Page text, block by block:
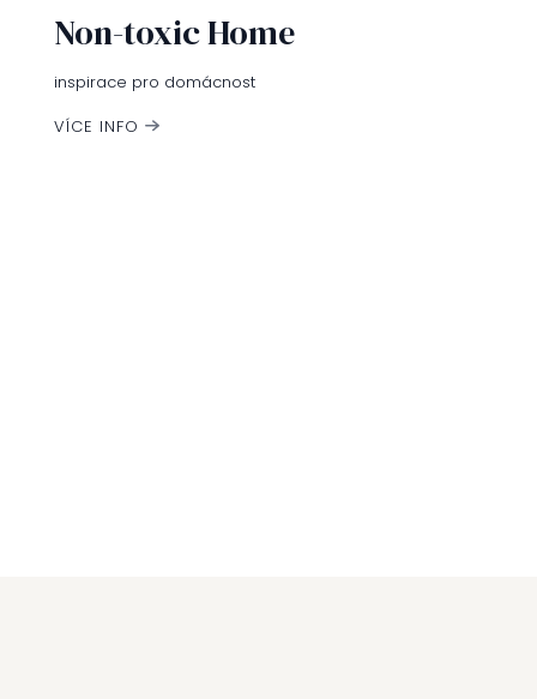
í
p
Non-toxic Home
inspirace pro domácnost
VÍCE INFO